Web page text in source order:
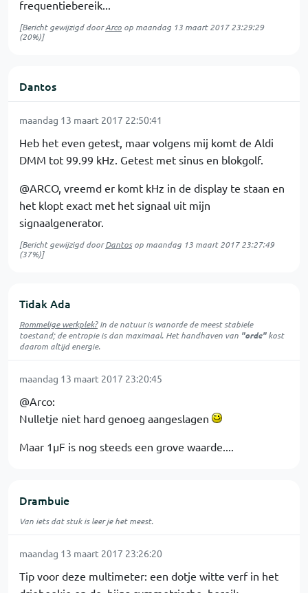
frequentiebereik...
[Bericht gewijzigd doorArco op maandag 13 maart 2017 23:29:29
(20%)]
Dantos
maandag 13 maart 2017 22:50:41
Heb het even getest, maar volgens mij komt de Aldi
DMM tot 99.99 kHz. Getest met sinus en blokgolf.
@ARCO, vreemd er komt kHz in de display te staan en
het klopt exact met het signaal uit mijn
signaalgenerator.
[Bericht gewijzigd doorDantosop maandag 13 maart 2017 23:27:49
(37%)]
Tidak Ada
Rommelige werkplek?In de natuur iswanordede meest stabiele
toestand; de entropie is dan maximaal. Het handhaven van "orde"kost
daarom altijd energie.
maandag 13 maart 2017 23:20:45
@Arco:
Nulletje niet hard genoeg aangeslagen
Maar 1µF is nog steeds een grove waarde....
Drambuie
Van iets dat stuk is leer je het meest.
maandag 13 maart 2017 23:26:20
Tip voor deze multimeter: een dotje witte verf in het